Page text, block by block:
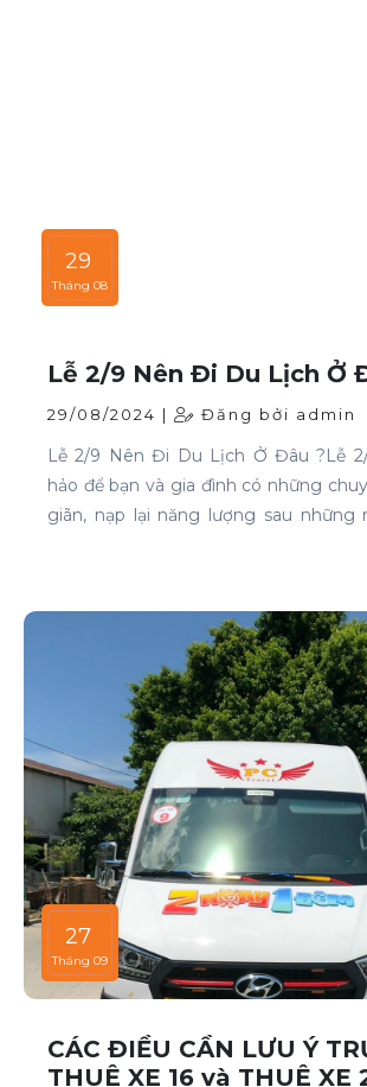
29
Tháng 08
Lễ 2/9 Nên Đi Du Lịch Ở
29/08/2024 | Đăng bởi admin
Lễ 2/9 Nên Đi Du Lịch Ở Đâu ?Lễ
hảo để bạn và gia đình có những
giãn, nạp lại năng lượng sau những
27
Tháng 09
CÁC ĐIỀU CẦN LƯU Ý
THUÊ XE 16 và THUÊ XE